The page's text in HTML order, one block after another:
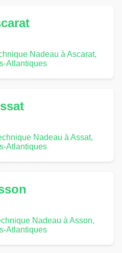
Nadeau à Ascarat,
Atlantiques
Nadeau à Assat,
Atlantiques
Nadeau à Asson,
Atlantiques